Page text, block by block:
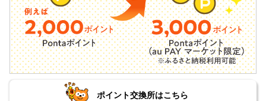
ポイント交換所はこちら